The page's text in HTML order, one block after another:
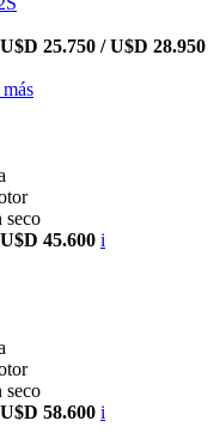
25.750 / U$D 28.950
seco
45.600 i
seco
58.600 i